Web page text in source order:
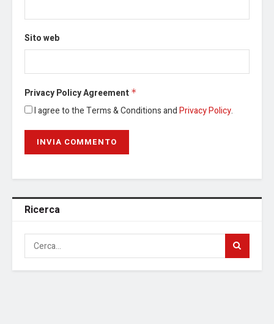
Sito web
Privacy Policy Agreement *
I agree to the Terms & Conditions andPrivacy Policy.
Ricerca